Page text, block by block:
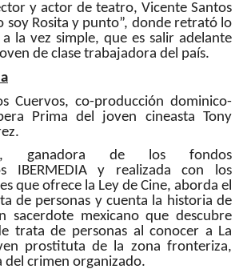
y actor de teatro, Vicente Santos
soy Rosita y punto”, donde retrató lo
la vez simple, que es salir adelante
de clase trabajadora del país.
Cuervos, co-producción dominico-
Prima del joven cineasta Tony
ganadora de los fondos
IBERMEDIA y realizada con los
que ofrece la Ley de Cine, aborda el
de personas y cuenta la historia de
sacerdote mexicano que descubre
trata de personas al conocer a La
prostituta de la zona fronteriza,
del crimen organizado.